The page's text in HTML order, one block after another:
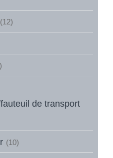
(12)
de transport
(10)